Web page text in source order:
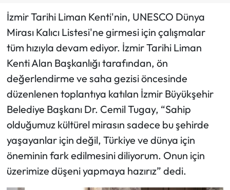
İzmir Tarihi Liman Kenti'nin, UNESCO Dünya
Mirası Kalıcı Listesi'ne girmesi için çalışmalar
tüm hızıyla devam ediyor. İzmir Tarihi Liman
Kenti Alan Başkanlığı tarafından, ön
değerlendirme ve saha gezisi öncesinde
düzenlenen toplantıya katılan İzmir Büyükşehir
Belediye Başkanı Dr. Cemil Tugay, “Sahip
olduğumuz kültürel mirasın sadece bu şehirde
yaşayanlar için değil, Türkiye ve dünya için
öneminin fark edilmesini diliyorum. Onun için
üzerimize düşeni yapmaya hazırız” dedi.